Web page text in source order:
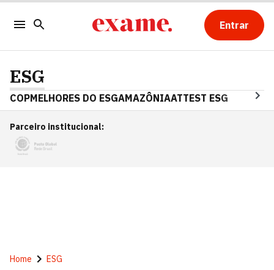
Entrar
ESG
COPMELHORES DO ESGAMAZÔNIAATTEST ESG
Parceiro institucional:
Home ESG